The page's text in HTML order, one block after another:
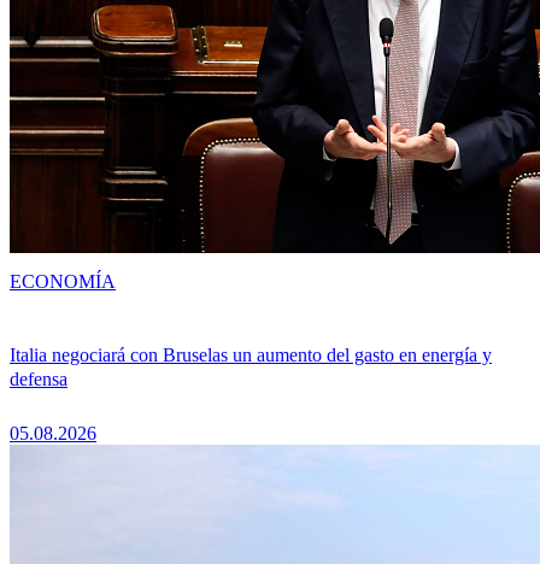
Italia negociará con Bruselas un aumento del gasto en energía y
defensa
05.08.2026
ECONOMÍA